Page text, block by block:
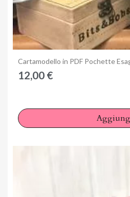
Cartamodello in PDF Pochette
12,00 €